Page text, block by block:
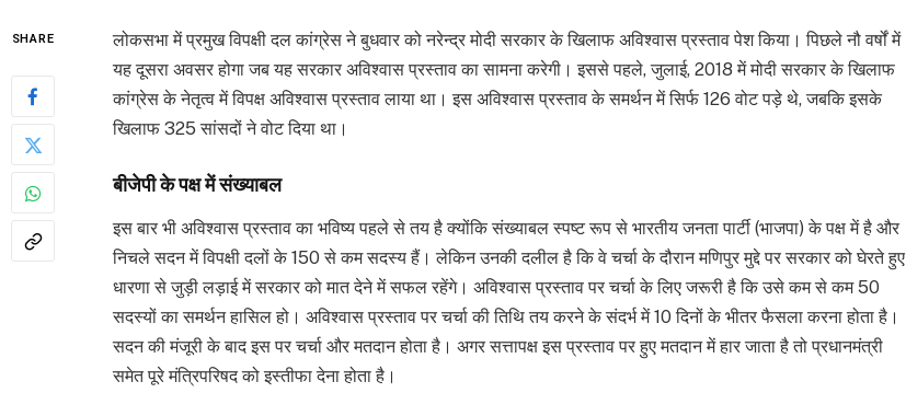
SHARE
लोकसभा में प्रमुख विपक्षी दल कांग्रेस ने बुधवार को नरेन्द्र मोदी सरकार के खिलाफ अविश्वास प्रस्ताव पेश किया। पिछले नौ वर्षों में
यह दूसरा अवसर होगा जब यह सरकार अविश्वास प्रस्ताव का सामना करेगी। इससे पहले, जुलाई, 2018 में मोदी सरकार के खिलाफ
कांग्रेस के नेतृत्व में विपक्ष अविश्वास प्रस्ताव लाया था। इस अविश्वास प्रस्ताव के समर्थन में सिर्फ 126 वोट पड़े थे, जबकि इसके
खिलाफ 325 सांसदों ने वोट दिया था।
बीजेपी के पक्ष में संख्याबल
इस बार भी अविश्वास प्रस्ताव का भविष्य पहले से तय है क्योंकि संख्याबल स्पष्ट रूप से भारतीय जनता पार्टी (भाजपा) के पक्ष में है और
निचले सदन में विपक्षी दलों के 150 से कम सदस्य हैं। लेकिन उनकी दलील है कि वे चर्चा के दौरान मणिपुर मुद्दे पर सरकार को घेरते हुए
धारणा से जुड़ी लड़ाई में सरकार को मात देने में सफल रहेंगे। अविश्वास प्रस्ताव पर चर्चा के लिए जरूरी है कि उसे कम से कम 50
सदस्यों का समर्थन हासिल हो। अविश्वास प्रस्ताव पर चर्चा की तिथि तय करने के संदर्भ में 10 दिनों के भीतर फैसला करना होता है।
सदन की मंजूरी के बाद इस पर चर्चा और मतदान होता है। अगर सत्तापक्ष इस प्रस्ताव पर हुए मतदान में हार जाता है तो प्रधानमंत्री
समेत पूरे मंत्रिपरिषद को इस्तीफा देना होता है।